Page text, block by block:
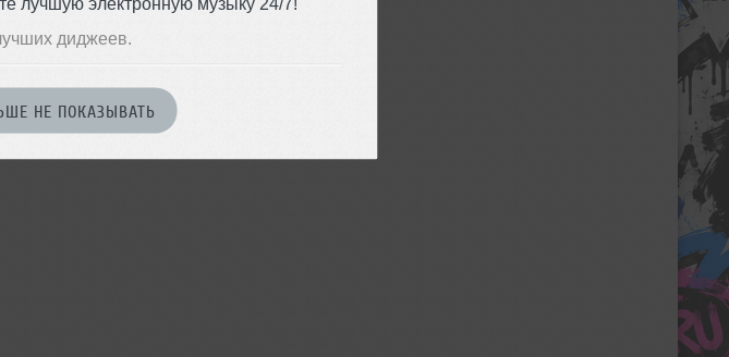
диджеев.
НЕ ПОКАЗЫВАТЬ